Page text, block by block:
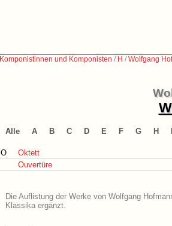
Komponistinnen und Komponisten / H /Wolfgang
Alle A B C D E F G H
O
Oktett
Ouvertüre
Die Auflistung der Werke von Wolfgang
Klassika ergänzt.